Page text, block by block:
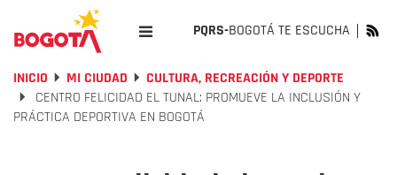
PQRS-BOGOTÁ TE ESCUCHA
INICIO MI CIUDAD
CULTURA, RECREACIÓN Y DEPORTE
CENTRO FELICIDAD EL TUNAL: PROMUEVE LA INCLUSIÓN Y
PRÁCTICA DEPORTIVA EN BOGOTÁ